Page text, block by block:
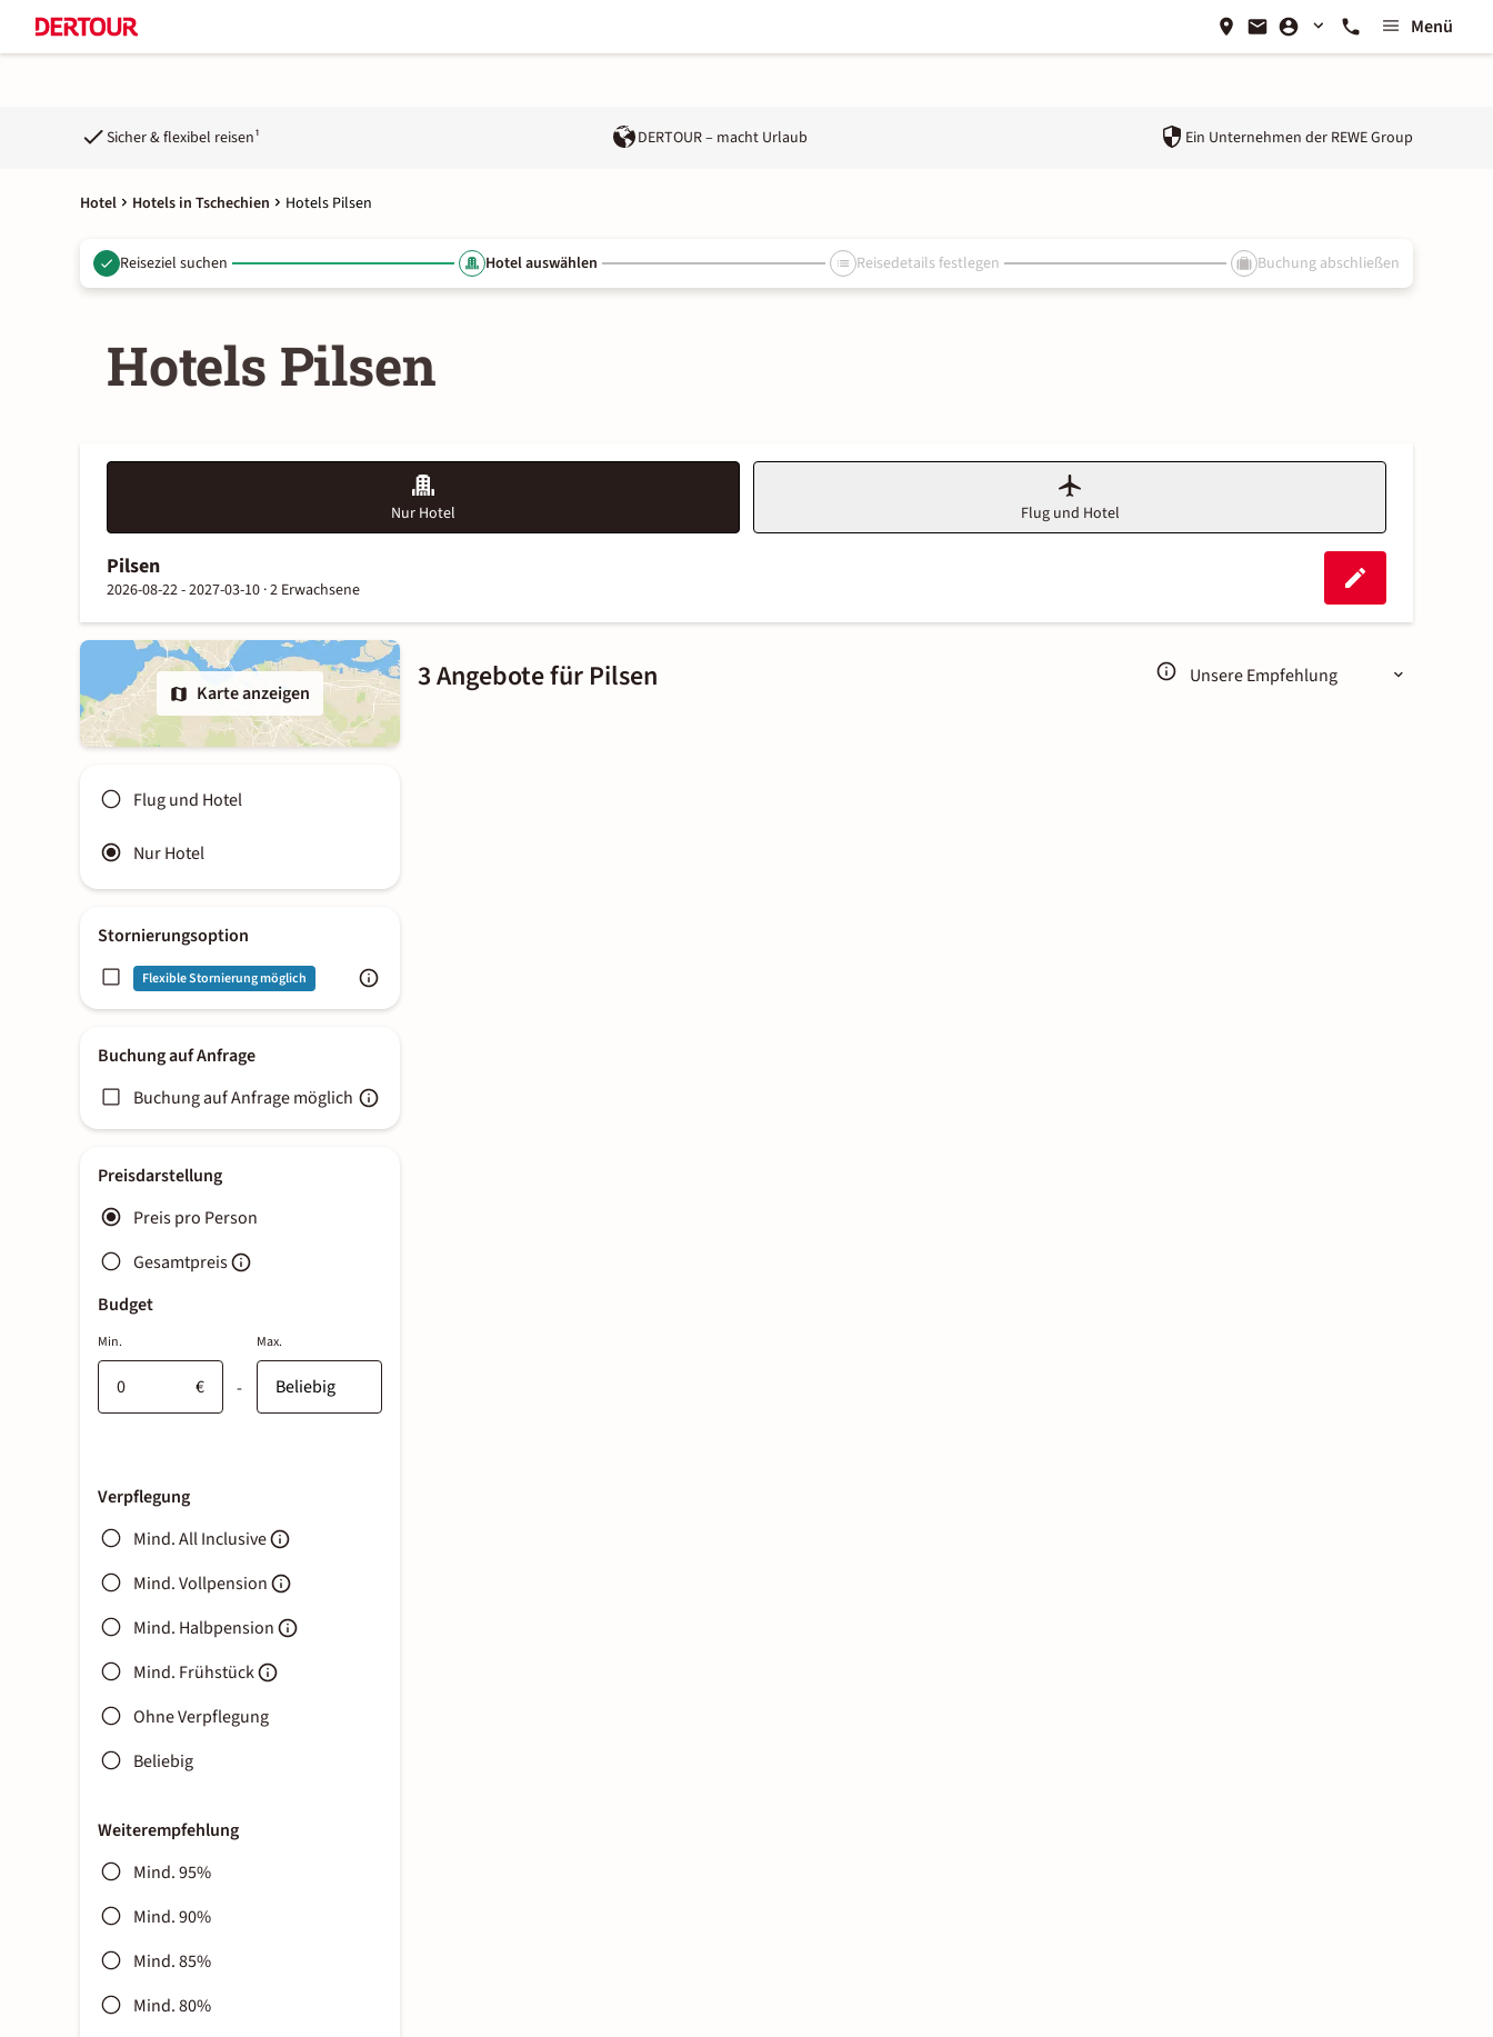
Menü
Sicher & flexibel reisen¹ DERTOUR – macht Urlaub Ein Unternehmen der REWE Group
Hotel Hotels in Tschechien Hotels Pilsen
Reiseziel suchen Hotel auswählen Reisedetails festlegen Buchung abschließen
Hotels Pilsen
Nur Hotel Flug und Hotel
Pilsen
2026-08-22 - 2027-03-10 ·2 Erwachsene
Karte anzeigen
Flug und Hotel
Nur Hotel
Stornierungsoption
Flexible Stornierung möglich
Buchung auf Anfrage
Buchung auf Anfrage möglich
Preisdarstellung
Preis pro Person
Gesamtpreis
Budget
Min.
€ -
Max.
Verpflegung
Mind. All Inclusive
Mind. Vollpension
Mind. Halbpension
Mind. Frühstück
Ohne Verpflegung
Beliebig
Weiterempfehlung
Mind. 95%
Mind. 90%
Mind. 85%
Mind. 80%
3 Angebote für Pilsen